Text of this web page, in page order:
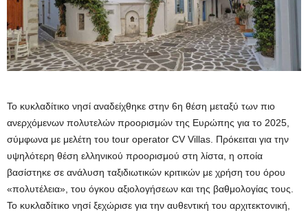
Το κυκλαδίτικο νησί αναδείχθηκε στην 6η θέση μεταξύ των πιο
ανερχόμενων πολυτελών προορισμών της Ευρώπης για το 2025,
σύμφωνα με μελέτη του tour operator CV Villas. Πρόκειται για την
υψηλότερη θέση ελληνικού προορισμού στη λίστα, η οποία
βασίστηκε σε ανάλυση ταξιδιωτικών κριτικών με χρήση του όρου
«πολυτέλεια», του όγκου αξιολογήσεων και της βαθμολογίας τους.
Το κυκλαδίτικο νησί ξεχώρισε για την αυθεντική του αρχιτεκτονική,